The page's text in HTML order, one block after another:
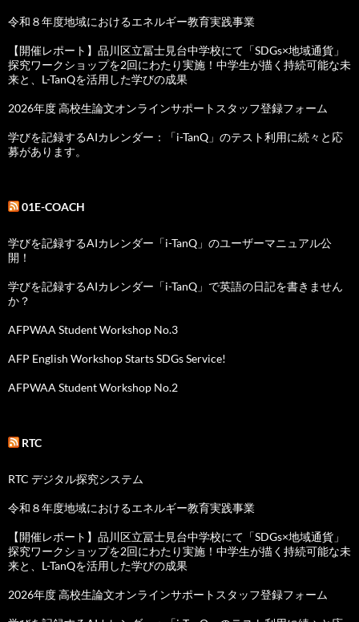
令和８年度地域におけるエネルギー教育実践事業
【開催レポート】品川区立冨士見台中学校にて「SDGs×地域通貨」
探究ワークショップを2回にわたり実施！中学生が描く持続可能な未
来と、L-TanQを活用した学びの成果
2026年度 高校生論文オンラインサポートスタッフ登録フォーム
学びを記録するAIカレンダー：「i-TanQ」のテスト利用に続々と応
募があります。
01E-COACH
学びを記録するAIカレンダー「i-TanQ」のユーザーマニュアル公
開！
学びを記録するAIカレンダー「i-TanQ」で英語の日記を書きません
か？
AFPWAA Student Workshop No.3
AFP English Workshop Starts SDGs Service!
AFPWAA Student Workshop No.2
RTC
RTC デジタル探究システム
令和８年度地域におけるエネルギー教育実践事業
【開催レポート】品川区立冨士見台中学校にて「SDGs×地域通貨」
探究ワークショップを2回にわたり実施！中学生が描く持続可能な未
来と、L-TanQを活用した学びの成果
2026年度 高校生論文オンラインサポートスタッフ登録フォーム